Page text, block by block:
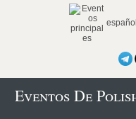
español
Eventos De